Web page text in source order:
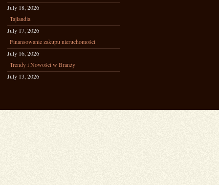
July 18, 2026
Tajlandia
July 17, 2026
Finansowanie zakupu nieruchomości
July 16, 2026
Trendy i Nowości w Branży
July 13, 2026